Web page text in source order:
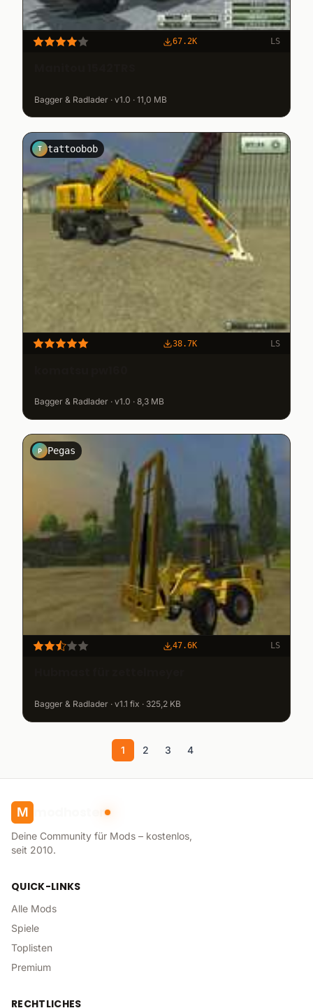
67.2K LS
Bagger & Radlader · v1.0 · 11,0 MB
T tattoobob
38.7K LS
Bagger & Radlader · v1.0 · 8,3 MB
P Pegas
47.6K LS
Bagger & Radlader · v1.1 fix · 325,2 KB
1 2 3 4
M modhoster
Deine Community für Mods – kostenlos,
seit 2010.
QUICK-LINKS
Alle Mods
Spiele
Toplisten
Premium
RECHTLICHES